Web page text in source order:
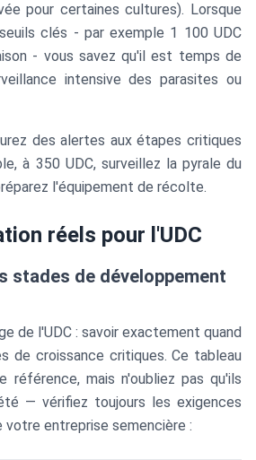
pour certaines cultures). Lorsque
clés - par exemple 1 100 UDC
- vous savez qu'il est temps de
intensive des parasites ou
des alertes aux étapes critiques
à 350 UDC, surveillez la pyrale du
l'équipement de récolte.
réels pour l'UDC
stades de développement
de l'UDC : savoir exactement quand
de croissance critiques. Ce tableau
référence, mais n'oubliez pas qu'ils
— vérifiez toujours les exigences
votre entreprise semencière :